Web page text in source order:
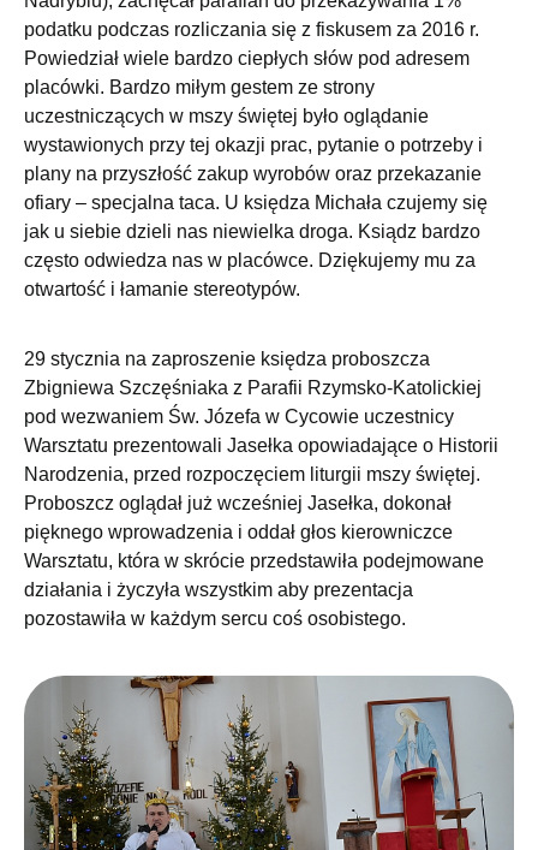
podatku podczas rozliczania się z fiskusem za 2016 r.
Powiedział wiele bardzo ciepłych słów pod adresem
placówki. Bardzo miłym gestem ze strony
uczestniczących w mszy świętej było oglądanie
wystawionych przy tej okazji prac, pytanie o potrzeby i
plany na przyszłość zakup wyrobów oraz przekazanie
ofiary – specjalna taca. U księdza Michała czujemy się
jak u siebie dzieli nas niewielka droga. Ksiądz bardzo
często odwiedza nas w placówce. Dziękujemy mu za
otwartość i łamanie stereotypów.
29 stycznia na zaproszenie księdza proboszcza
Zbigniewa Szczęśniaka z Parafii Rzymsko-Katolickiej
pod wezwaniem Św. Józefa w Cycowie uczestnicy
Warsztatu prezentowali Jasełka opowiadające o Historii
Narodzenia, przed rozpoczęciem liturgii mszy świętej.
Proboszcz oglądał już wcześniej Jasełka, dokonał
pięknego wprowadzenia i oddał głos kierowniczce
Warsztatu, która w skrócie przedstawiła podejmowane
działania i życzyła wszystkim aby prezentacja
pozostawiła w każdym sercu coś osobistego.